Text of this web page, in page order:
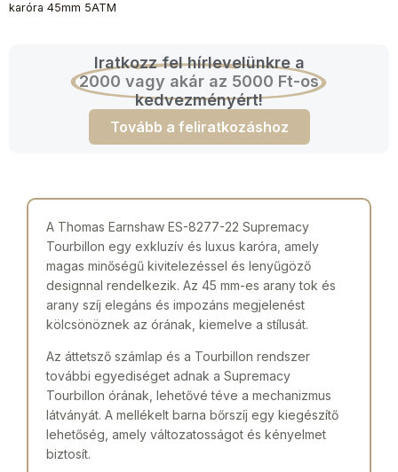
karóra 45mm 5ATM
Iratkozz fel hírlevelünkre a
2000 vagy akár az 5000 Ft-os
kedvezményért!
Tovább a feliratkozáshoz
A Thomas Earnshaw ES-8277-22 Supremacy
Tourbillon egy exkluzív és luxus karóra, amely
magas minőségű kivitelezéssel és lenyűgöző
designnal rendelkezik. Az 45 mm-es arany tok és
arany szíj elegáns és impozáns megjelenést
kölcsönöznek az órának, kiemelve a stílusát.
Az áttetsző számlap és a Tourbillon rendszer
további egyediséget adnak a Supremacy
Tourbillon órának, lehetővé téve a mechanizmus
látványát. A mellékelt barna bőrszíj egy kiegészítő
lehetőség, amely változatosságot és kényelmet
biztosít.